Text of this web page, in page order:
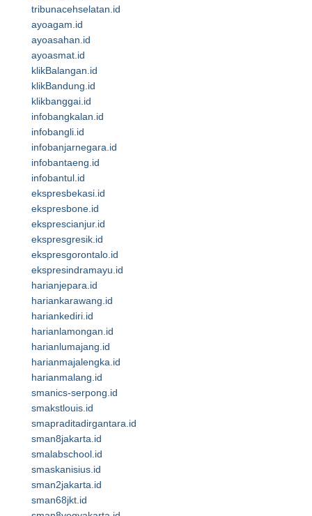
tribunacehselatan.id
ayoagam.id
ayoasahan.id
ayoasmat.id
klikBalangan.id
klikBandung.id
klikbanggai.id
infobangkalan.id
infobangli.id
infobanjarnegara.id
infobantaeng.id
infobantul.id
ekspresbekasi.id
ekspresbone.id
eksprescianjur.id
ekspresgresik.id
ekspresgorontalo.id
ekspresindramayu.id
harianjepara.id
hariankarawang.id
hariankediri.id
harianlamongan.id
harianlumajang.id
harianmajalengka.id
harianmalang.id
smanics-serpong.id
smakstlouis.id
smapraditadirgantara.id
sman8jakarta.id
smalabschool.id
smaskanisius.id
sman2jakarta.id
sman68jkt.id